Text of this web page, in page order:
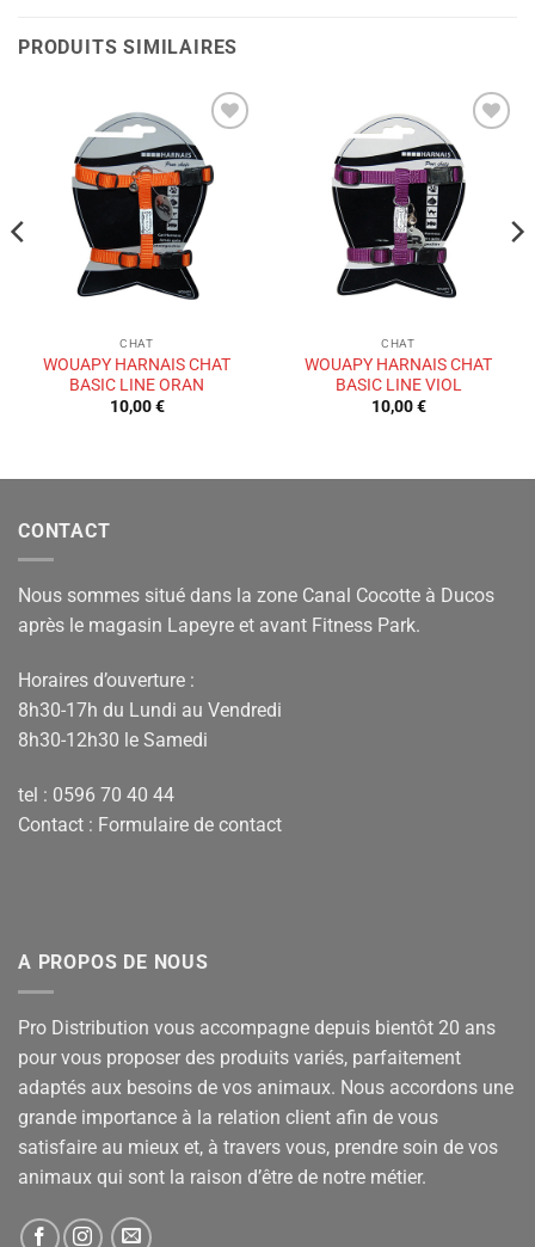
PRODUITS SIMILAIRES
Ajouter
à la liste
de
souhaits
CHAT
WOUAPY HARNAIS CHAT
BASIC LINE ORAN
10,00€
Ajouter
à la liste
souhaits
CHAT
WOUAPY HARNAIS CHAT
BASIC LINE VIOL
10,00€
CONTACT
Nous sommes situé dans la zone Canal Cocotte à Ducos
après le magasin Lapeyre et avant Fitness Park.
Horaires d’ouverture :
8h30-17h du Lundi au Vendredi
8h30-12h30 le Samedi
tel : 0596 70 40 44
Contact : Formulaire de contact
A PROPOS DE NOUS
Pro Distribution vous accompagne depuis bientôt 20 ans
pour vous proposer des produits variés, parfaitement
adaptés aux besoins de vos animaux. Nous accordons une
grande importance à la relation client afin de vous
satisfaire au mieux et, à travers vous, prendre soin de vos
animaux qui sont la raison d’être de notre métier.